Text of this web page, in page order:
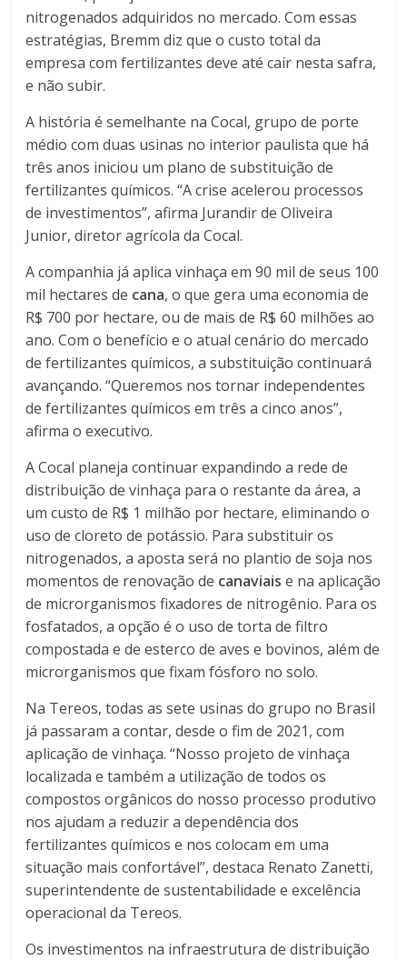
nitrogenados adquiridos no mercado. Com essas
estratégias, Bremm diz que o custo total da
empresa com fertilizantes deve até cair nesta safra,
e não subir.
A história é semelhante na Cocal, grupo de porte
médio com duas usinas no interior paulista que há
três anos iniciou um plano de substituição de
fertilizantes químicos. “A crise acelerou processos
de investimentos”, afirma Jurandir de Oliveira
Junior, diretor agrícola da Cocal.
A companhia já aplica vinhaça em 90 mil de seus 100
mil hectares de cana, o que gera uma economia de
R$ 700 por hectare, ou de mais de R$ 60 milhões ao
ano. Com o benefício e o atual cenário do mercado
de fertilizantes químicos, a substituição continuará
avançando. “Queremos nos tornar independentes
de fertilizantes químicos em três a cinco anos”,
afirma o executivo.
A Cocal planeja continuar expandindo a rede de
distribuição de vinhaça para o restante da área, a
um custo de R$ 1 milhão por hectare, eliminando o
uso de cloreto de potássio. Para substituir os
nitrogenados, a aposta será no plantio de soja nos
momentos de renovação de canaviais e na aplicação
de microrganismos fixadores de nitrogênio. Para os
fosfatados, a opção é o uso de torta de filtro
compostada e de esterco de aves e bovinos, além de
microrganismos que fixam fósforo no solo.
Na Tereos, todas as sete usinas do grupo no Brasil
já passaram a contar, desde o fim de 2021, com
aplicação de vinhaça. “Nosso projeto de vinhaça
localizada e também a utilização de todos os
compostos orgânicos do nosso processo produtivo
nos ajudam a reduzir a dependência dos
fertilizantes químicos e nos colocam em uma
situação mais confortável”, destaca Renato Zanetti,
superintendente de sustentabilidade e excelência
operacional da Tereos.
Os investimentos na infraestrutura de distribuição